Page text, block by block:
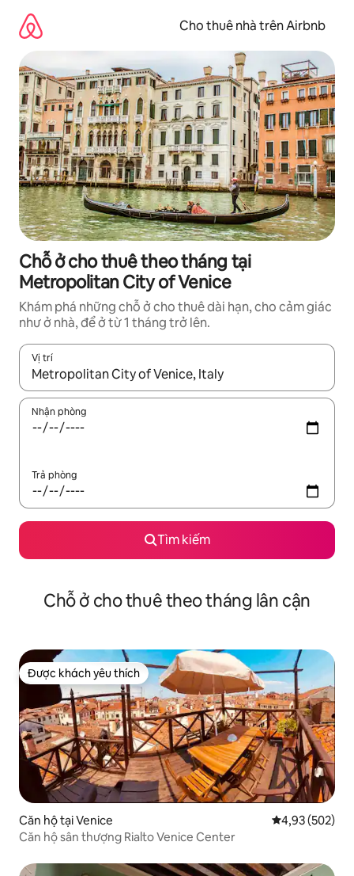
Cho thuê nhà trên Airbnb
Chỗ ở cho thuê theo tháng tại
Metropolitan City of Venice
Khám phá những chỗ ở cho thuê dài hạn, cho cảm giác
như ở nhà, để ở từ 1 tháng trở lên.
Vị trí
Khi có kết quả, hãy điều hướng bằng phím mũi tên lên và
Nhận phòng
Trả phòng
Tìm kiếm
Chỗ ở cho thuê theo tháng lân cận
Được khách yêu thích
Được khách yêu thích
Căn hộ tại Venice Xếp hạng
4,93 (502)
Căn hộ sân thượng Rialto Venice Center